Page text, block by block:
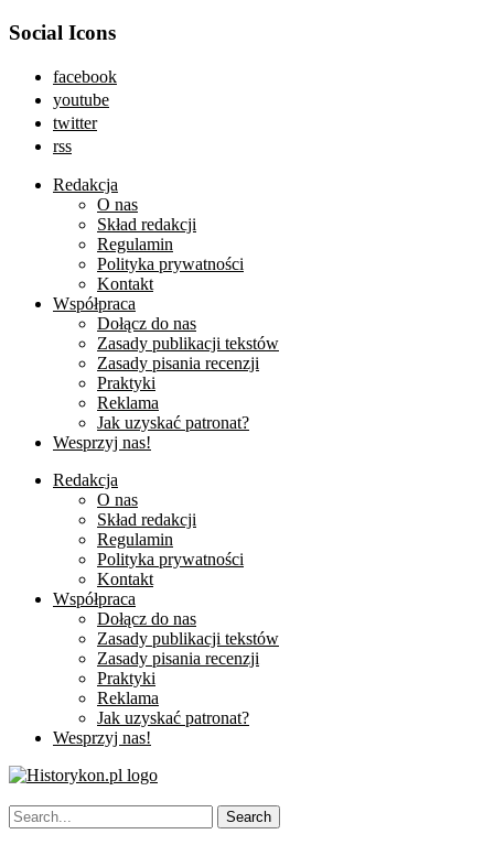
Social Icons
facebook
youtube
twitter
rss
Redakcja
O nas
Skład redakcji
Regulamin
Polityka prywatności
Kontakt
Współpraca
Dołącz do nas
Zasady publikacji tekstów
Zasady pisania recenzji
Praktyki
Reklama
Jak uzyskać patronat?
Wesprzyj nas!
Redakcja
O nas
Skład redakcji
Regulamin
Polityka prywatności
Kontakt
Współpraca
Dołącz do nas
Zasady publikacji tekstów
Zasady pisania recenzji
Praktyki
Reklama
Jak uzyskać patronat?
Wesprzyj nas!